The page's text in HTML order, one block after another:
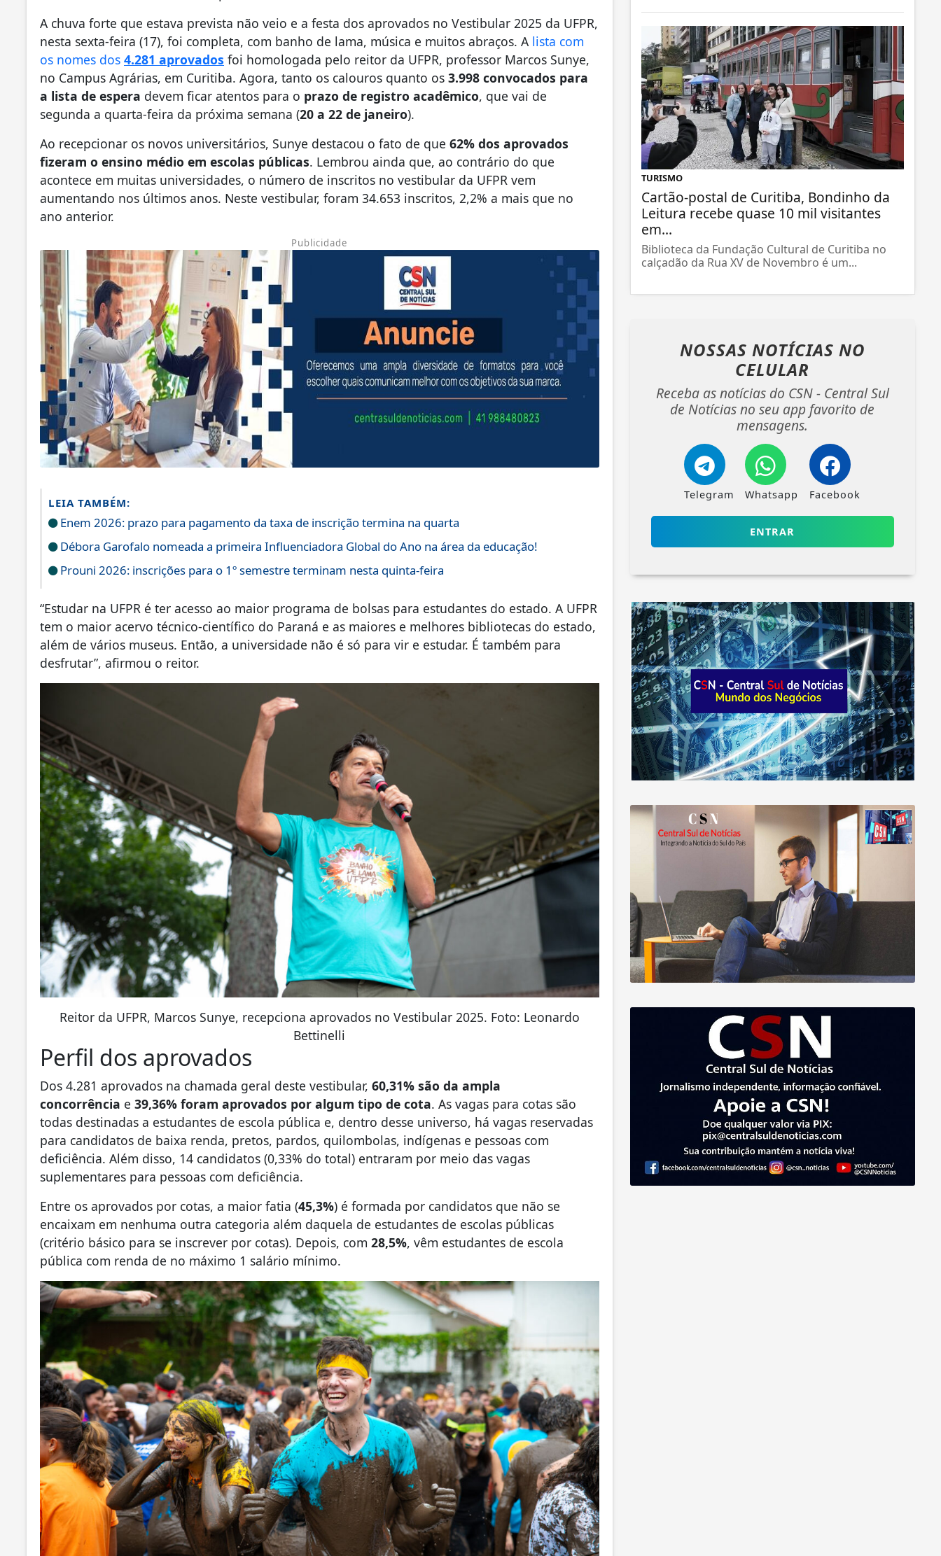
A chuva forte que estava prevista não veio e a festa dos aprovados no Vestibular 2025 da UFPR,
nesta sexta-feira (17), foi completa, com banho de lama, música e muitos abraços. A lista com
os nomes dos 4.281 aprovados foi homologada pelo reitor da UFPR, professor Marcos Sunye,
no Campus Agrárias, em Curitiba. Agora, tanto os calouros quanto os 3.998 convocados para
a lista de espera devem ficar atentos para o prazo de registro acadêmico, que vai de
segunda a quarta-feira da próxima semana (20 a 22 de janeiro).
Ao recepcionar os novos universitários, Sunye destacou o fato de que 62% dos aprovados
fizeram o ensino médio em escolas públicas. Lembrou ainda que, ao contrário do que
acontece em muitas universidades, o número de inscritos no vestibular da UFPR vem
aumentando nos últimos anos. Neste vestibular, foram 34.653 inscritos, 2,2% a mais que no
ano anterior.
Publicidade
LEIA TAMBÉM:
Enem 2026: prazo para pagamento da taxa de inscrição termina na quarta
Débora Garofalo nomeada a primeira Influenciadora Global do Ano na área da educação!
Prouni 2026: inscrições para o 1º semestre terminam nesta quinta-feira
“Estudar na UFPR é ter acesso ao maior programa de bolsas para estudantes do estado. A UFPR
tem o maior acervo técnico-científico do Paraná e as maiores e melhores bibliotecas do estado,
além de vários museus. Então, a universidade não é só para vir e estudar. É também para
desfrutar”, afirmou o reitor.
Reitor da UFPR, Marcos Sunye, recepciona aprovados no Vestibular 2025. Foto: Leonardo
Bettinelli
Perfil dos aprovados
Dos 4.281 aprovados na chamada geral deste vestibular, 60,31% são da ampla
concorrência e 39,36% foram aprovados por algum tipo de cota. As vagas para cotas são
todas destinadas a estudantes de escola pública e, dentro desse universo, há vagas reservadas
para candidatos de baixa renda, pretos, pardos, quilombolas, indígenas e pessoas com
deficiência. Além disso, 14 candidatos (0,33% do total) entraram por meio das vagas
suplementares para pessoas com deficiência.
Entre os aprovados por cotas, a maior fatia (45,3%) é formada por candidatos que não se
encaixam em nenhuma outra categoria além daquela de estudantes de escolas públicas
(critério básico para se inscrever por cotas). Depois, com 28,5%, vêm estudantes de escola
pública com renda de no máximo 1 salário mínimo.
TURISMO
Cartão-postal de Curitiba, Bondinho da
Leitura recebe quase 10 mil visitantes
em...
Biblioteca da Fundação Cultural de Curitiba no
calçadão da Rua XV de Novembro é um...
NOSSAS NOTÍCIAS NO
CELULAR
Receba as notícias do CSN - Central Sul
de Notícias no seu app favorito de
mensagens.
Telegram Whatsapp Facebook
ENTRAR